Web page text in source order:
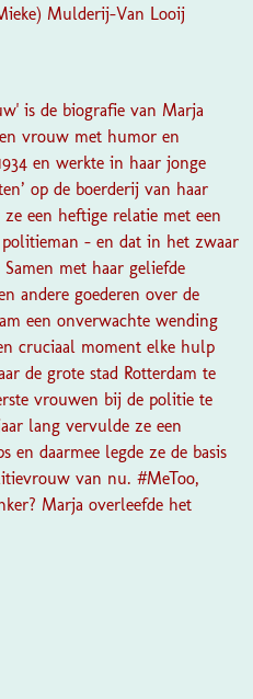
Mulderij-Van Looij
is de biografie van Marja
vrouw met humor en
en werkte in haar jonge
op de boerderij van haar
een heftige relatie met een
– en dat in het zwaar
met haar geliefde
andere goederen over de
een onverwachte wending
cruciaal moment elke hulp
de grote stad Rotterdam te
vrouwen bij de politie te
lang vervulde ze een
en daarmee legde ze de basis
van nu. #MeToo,
Marja overleefde het